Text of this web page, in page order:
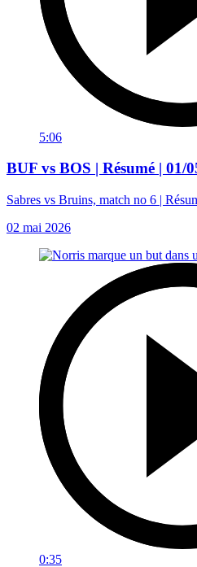
5:06
BUF vs BOS | Résumé | 01/
Sabres vs Bruins, match no 6 |
02 mai 2026
0:35